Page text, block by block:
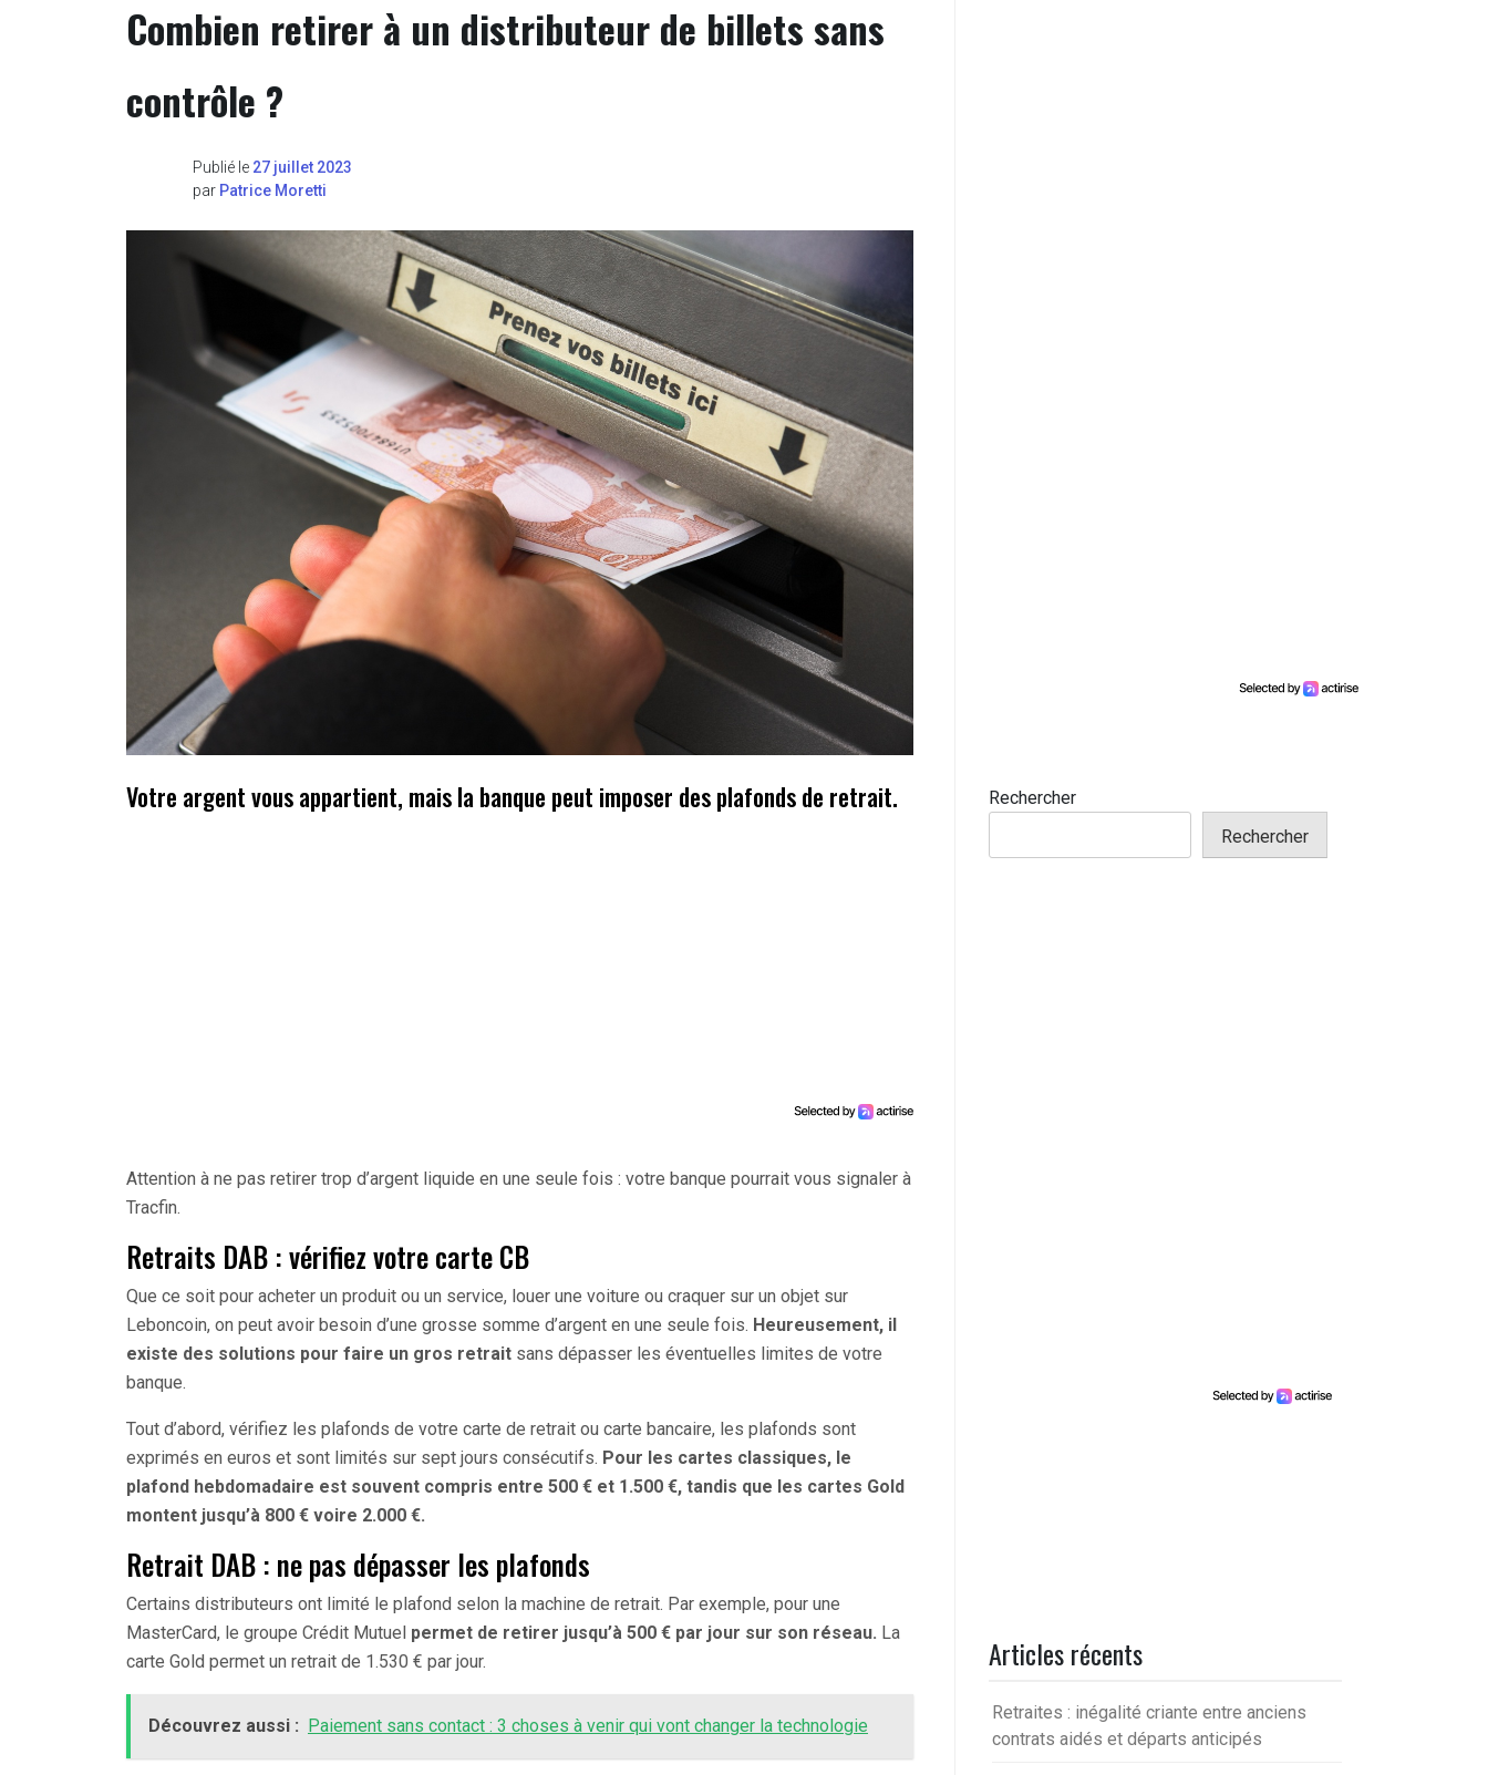
Combien retirer à un distributeur de billets sans
contrôle ?
Publié le 27 juillet 2023
par Patrice Moretti
Votre argent vous appartient, mais la banque peut imposer des plafonds de retrait.
Attention à ne pas retirer trop d’argent liquide en une seule fois : votre banque pourrait vous signaler à
Tracfin.
Retraits DAB : vérifiez votre carte CB
Que ce soit pour acheter un produit ou un service, louer une voiture ou craquer sur un objet sur
Leboncoin, on peut avoir besoin d’une grosse somme d’argent en une seule fois. Heureusement, il
existe des solutions pour faire un gros retrait sans dépasser les éventuelles limites de votre
banque.
Tout d’abord, vérifiez les plafonds de votre carte de retrait ou carte bancaire, les plafonds sont
exprimés en euros et sont limités sur sept jours consécutifs. Pour les cartes classiques, le
plafond hebdomadaire est souvent compris entre 500 € et 1.500 €, tandis que les cartes Gold
montent jusqu’à 800 € voire 2.000 €.
Retrait DAB : ne pas dépasser les plafonds
Certains distributeurs ont limité le plafond selon la machine de retrait. Par exemple, pour une
MasterCard, le groupe Crédit Mutuel permet de retirer jusqu’à 500 € par jour sur son réseau. La
carte Gold permet un retrait de 1.530 € par jour.
Découvrez aussi : Paiement sans contact : 3 choses à venir qui vont changer la technologie
Rechercher
Rechercher
Articles récents
Retraites : inégalité criante entre anciens
contrats aidés et départs anticipés